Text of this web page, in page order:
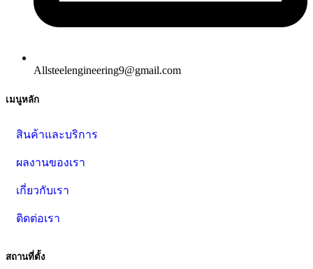
Allsteelengineering9@gmail.com
เมนูหลัก
สินค้าและบริการ
ผลงานของเรา
เกี่ยวกับเรา
ติดต่อเรา
สถานที่ตั้ง